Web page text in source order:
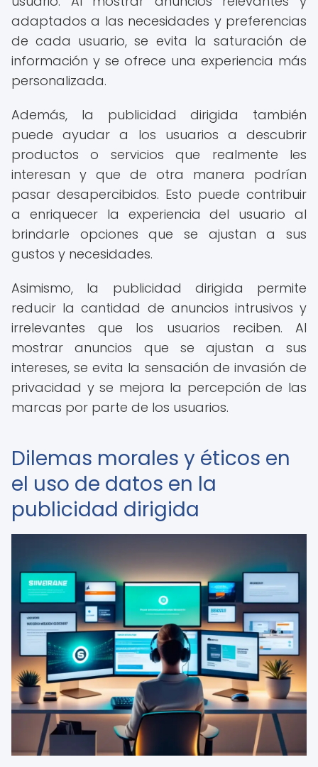
adaptados a las necesidades y preferencias
de cada usuario, se evita la saturación de
información y se ofrece una experiencia más
personalizada.
Además, la publicidad dirigida también
puede ayudar a los usuarios a descubrir
productos o servicios que realmente les
interesan y que de otra manera podrían
pasar desapercibidos. Esto puede contribuir
a enriquecer la experiencia del usuario al
brindarle opciones que se ajustan a sus
gustos y necesidades.
Asimismo, la publicidad dirigida permite
reducir la cantidad de anuncios intrusivos y
irrelevantes que los usuarios reciben. Al
mostrar anuncios que se ajustan a sus
intereses, se evita la sensación de invasión de
privacidad y se mejora la percepción de las
marcas por parte de los usuarios.
Dilemas morales y éticos en
el uso de datos en la
publicidad dirigida